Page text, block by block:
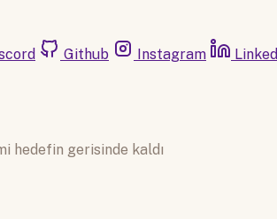
Github Instagram
hedefin gerisinde kaldı